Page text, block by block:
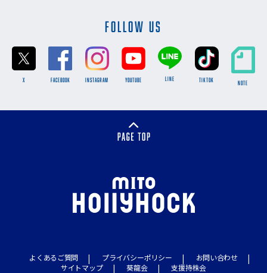
FOLLOW US
X FACEBOOK INSTAGRAM YOUTUBE LINE TikTok NOTE
よくあるご質問 プライバシーポリシー
お問い合わせ
サイトマップ
葵龍会 支援持株会